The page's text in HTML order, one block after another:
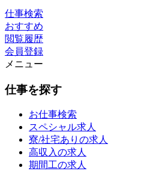
仕事検索
おすすめ
閲覧履歴
会員登録
メニュー
仕事を探す
お仕事検索
スペシャル求人
寮/社宅ありの求人
高収入の求人
期間工の求人